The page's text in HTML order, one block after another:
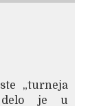
„turneja
delo je u